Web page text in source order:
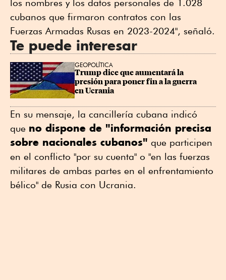
los nombres y los datos personales de 1.028
cubanos que firmaron contratos con las
Fuerzas Armadas Rusas en 2023-2024", señaló.
Te puede interesar
GEOPOLÍTICA
Trump dice que aumentará la
presión para poner fin a la guerra
en Ucrania
En su mensaje, la cancillería cubana indicó
que no dispone de "información precisa
sobre nacionales cubanos" que participen
en el conflicto "por su cuenta" o "en las fuerzas
militares de ambas partes en el enfrentamiento
bélico" de Rusia con Ucrania.